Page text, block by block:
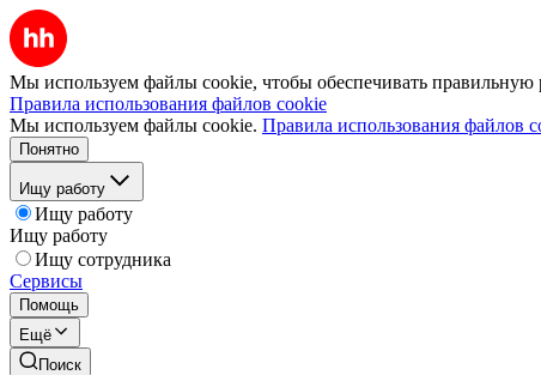
Мы используем файлы cookie, чтобы обеспечивать правильную
Правила использования файлов cookie
Мы используем файлы cookie. Правила использования файлов
Понятно
Ищу работу
Ищу работу
Ищу работу
Ищу сотрудника
Сервисы
Помощь
Ещё
Поиск